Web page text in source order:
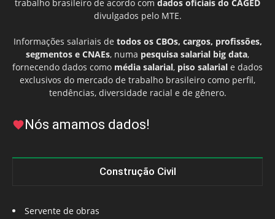
trabalho brasileiro de acordo com dados oficiais do CAGED
divulgados pelo MTE.
Informações salariais de todos os CBOs, cargos, profissões,
segmentos e CNAEs, numa pesquisa salarial big data,
fornecendo dados como média salarial, piso salarial e dados
exclusivos do mercado de trabalho brasileiro como perfil,
tendências, diversidade racial e de gênero.
Nós amamos dados!
Construção Civil
Servente de obras